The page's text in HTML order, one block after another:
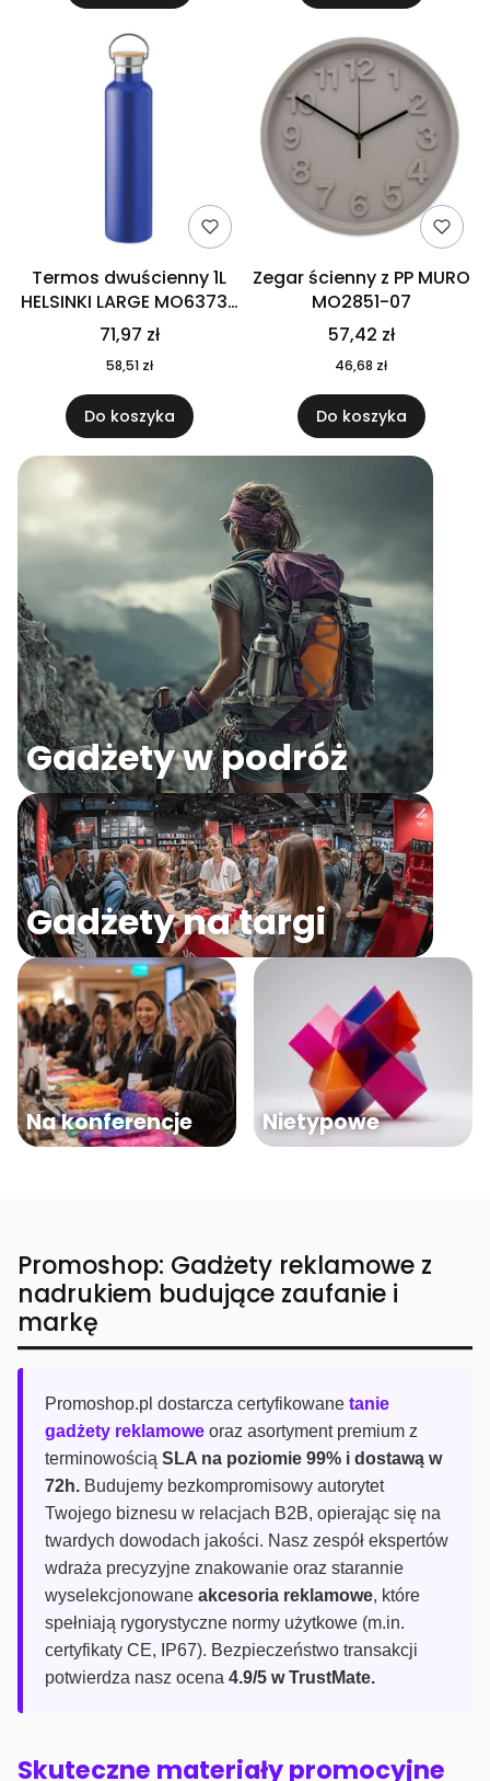
Termos dwuścienny 1L
HELSINKI LARGE MO6373-
04
71,97 zł
58,51 zł
Do koszyka
Zegar ścienny z PP MURO
MO2851-07
57,42 zł
46,68 zł
Do koszyka
Gadżety w podróż
Gadżety na targi
Na konferencje Nietypowe
Promoshop: Gadżety reklamowe z
nadrukiem budujące zaufanie i
markę
Promoshop.pl dostarcza certyfikowane tanie
gadżety reklamowe oraz asortyment premium z
terminowością SLA na poziomie 99% i dostawą w
72h. Budujemy bezkompromisowy autorytet
Twojego biznesu w relacjach B2B, opierając się na
twardych dowodach jakości. Nasz zespół ekspertów
wdraża precyzyjne znakowanie oraz starannie
wyselekcjonowane akcesoria reklamowe, które
spełniają rygorystyczne normy użytkowe (m.in.
certyfikaty CE, IP67). Bezpieczeństwo transakcji
potwierdza nasz ocena 4.9/5 w TrustMate.
Skuteczne materiały promocyjne